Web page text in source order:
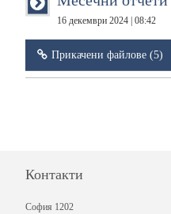
16 декември 2024 | 08:42
Прикачени файлове (5)
Контакти
София 1202